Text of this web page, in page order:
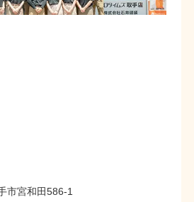
市宮和田586-1